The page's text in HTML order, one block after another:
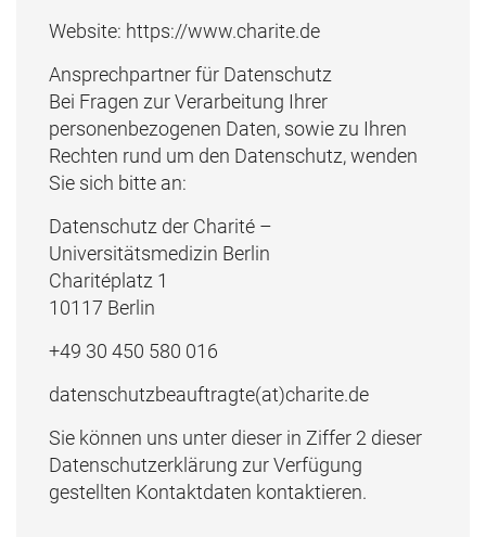
Website: https://www.charite.de
Ansprechpartner für Datenschutz
Bei Fragen zur Verarbeitung Ihrer
personenbezogenen Daten, sowie zu Ihren
Rechten rund um den Datenschutz, wenden
Sie sich bitte an:
Datenschutz der Charité –
Universitätsmedizin Berlin
Charitéplatz 1
10117 Berlin
+49 30 450 580 016
datenschutzbeauftragte(at)charite.de
Sie können uns unter dieser in Ziffer 2 dieser
Datenschutzerklärung zur Verfügung
gestellten Kontaktdaten kontaktieren.